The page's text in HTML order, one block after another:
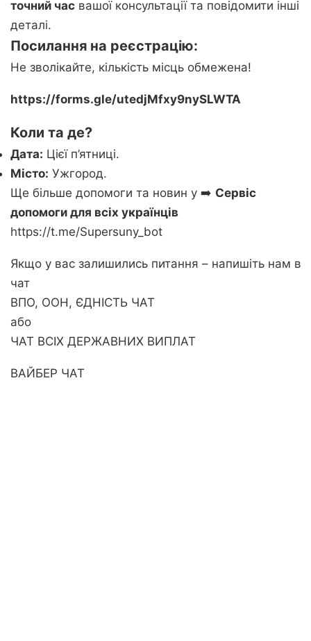
точний час вашої консультації та повідомити інші
деталі.
Посилання на реєстрацію:
Не зволікайте, кількість місць обмежена!
https://forms.gle/utedjMfxy9nySLWTA
Коли та де?
Дата: Цієї п’ятниці.
Місто: Ужгород.
Ще більше допомоги та новин у ➡️ Сервіс
допомоги для всіх українців
https://t.me/Supersuny_bot
Якщо у вас залишились питання – напишіть нам в
чат
ВПО, ООН, ЄДНІСТЬ ЧАТ
або
ЧАТ ВСІХ ДЕРЖАВНИХ ВИПЛАТ
ВАЙБЕР ЧАТ